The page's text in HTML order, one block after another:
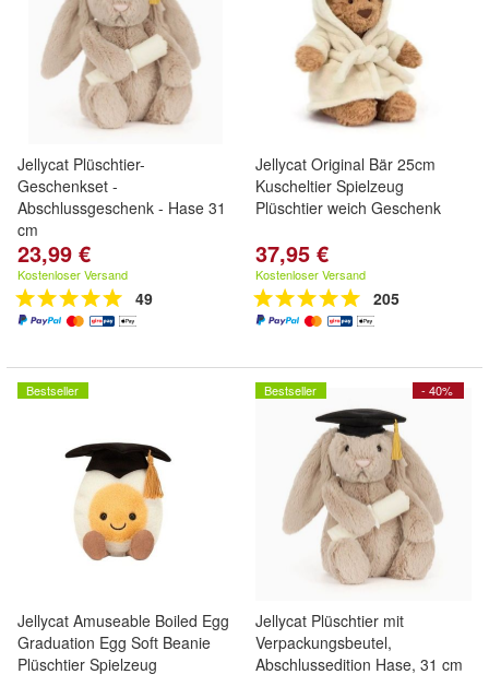
Jellycat Plüschtier-
Geschenkset -
Abschlussgeschenk - Hase 31
cm
23,99 €
Kostenloser Versand
49
Jellycat Original Bär 25cm
Kuscheltier Spielzeug
Plüschtier weich Geschenk
37,95 €
Kostenloser Versand
205
Bestseller
Jellycat Amuseable Boiled Egg
Graduation Egg Soft Beanie
Plüschtier Spielzeug
- 40%
Bestseller
Jellycat Plüschtier mit
Verpackungsbeutel,
Abschlussedition Hase, 31 cm